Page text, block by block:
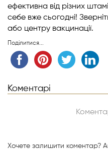
ефективна від різних
себе вже сьогодні!
або центру вакцинації.
Поділитися...
Коментарі
Хочете залишити коментар?